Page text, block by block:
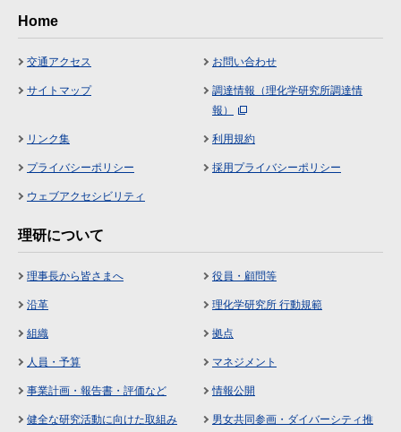
Home
交通アクセス お問い合わせ
サイトマップ
調達情報（理化学研究所調達情
報）
リンク集 利用規約
プライバシーポリシー 採用プライバシーポリシー
ウェブアクセシビリティ
理研について
理事長から皆さまへ 役員・顧問等
沿革 理化学研究所 行動規範
組織 拠点
人員・予算 マネジメント
事業計画・報告書・評価など 情報公開
健全な研究活動に向けた取組み
男女共同参画・ダイバーシティ推